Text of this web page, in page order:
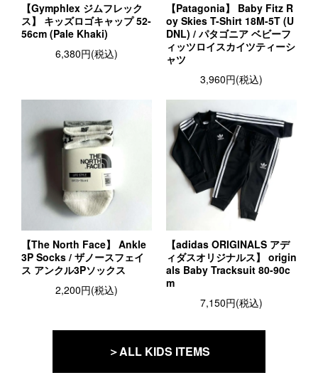
【Gymphlex ジムフレック
ス】 キッズロゴキャップ 52-
56cm (Pale Khaki)
6,380円(税込)
【Patagonia】 Baby Fitz R
oy Skies T-Shirt 18M-5T (U
DNL) / パタゴニア ベビーフ
ィッツロイスカイツティーシ
ャツ
3,960円(税込)
【The North Face】 Ankle
3P Socks / ザノースフェイ
ス アンクル3Pソックス
2,200円(税込)
【adidas ORIGINALS アデ
ィダスオリジナルス】 origin
als Baby Tracksuit 80-90c
m
7,150円(税込)
＞ALL KIDS ITEMS